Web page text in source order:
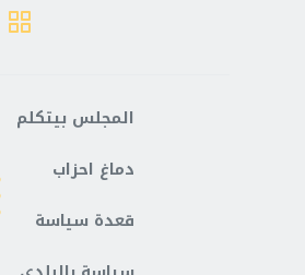
المجلس بيتكلم
دماغ احزاب
قعدة سياسة